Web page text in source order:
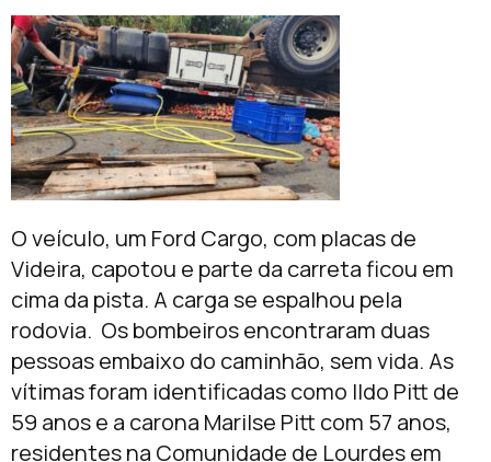
O veículo, um Ford Cargo, com placas de
Videira, capotou e parte da carreta ficou em
cima da pista. A carga se espalhou pela
rodovia. Os bombeiros encontraram duas
pessoas embaixo do caminhão, sem vida. As
vítimas foram identificadas como Ildo Pitt de
59 anos e a carona Marilse Pitt com 57 anos,
residentes na Comunidade de Lourdes em